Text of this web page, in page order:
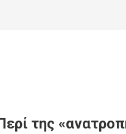
της